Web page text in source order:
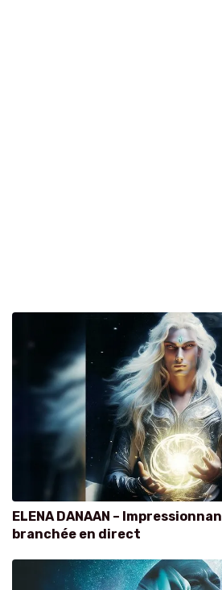
ELENA DANAAN –
branchée en direct